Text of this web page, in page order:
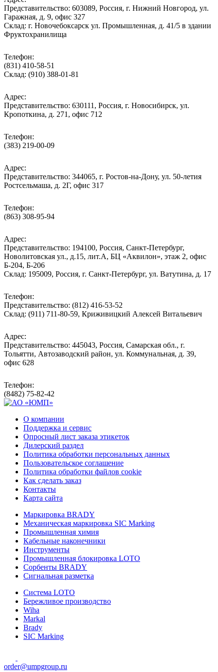
Представительство: 603089, Россия, г. Нижний Новгород, ул.
Гаражная, д. 9, офис 327
Склад: г. Новочебоксарск ул. Промышленная, д. 41/5 в здании
Фруктохранилища
Телефон:
(831) 410-58-51
Склад: (910) 388-01-81
Адрес:
Представительство: 630111, Россия, г. Новосибирск, ул.
Кропоткина, д. 271, офис 712
Телефон:
(383) 219-00-09
Адрес:
Представительство: 344065, г. Ростов-на-Дону, ул. 50-летия
Ростсельмаша, д. 2Г, офис 317
Телефон:
(863) 308-95-94
Адрес:
Представительство: 194100, Россия, Санкт-Петербург,
Новолитовская ул., д.15, лит.А, БЦ «Аквилон», этаж 2, офис
Б-204, Б-206
Склад: 195009, Россия, г. Санкт-Петербург, ул. Ватутина, д. 17
Телефон:
Представительство: (812) 416-53-52
Склад: (911) 711-80-59, Криживицкий Алексей Витальевич
Адрес:
Представительство: 445043, Россия, Самарская обл., г.
Тольятти, Автозаводский район, ул. Коммунальная, д. 39,
офис 628
Телефон:
(8482) 75-82-42
О компании
Поддержка и сервис
Опросный лист заказа этикеток
Дилерский раздел
Политика обработки персональных данных
Пользовательское соглашение
Политика обработки файлов cookie
Как сделать заказ
Контакты
Карта сайта
Маркировка BRADY
Механическая маркировка SIC Marking
Промышленная химия
Кабельные наконечники
Инструменты
Промышленная блокировка LOTO
Сорбенты BRADY
Сигнальная разметка
Система LOTO
Бережливое производство
Wiha
Markal
Brady
SIC Marking
order@umpgroup.ru